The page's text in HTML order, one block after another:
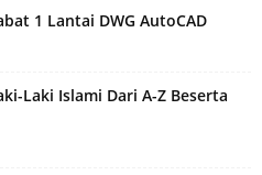
1 Lantai DWG AutoCAD
Laki Islami Dari A-Z Beserta